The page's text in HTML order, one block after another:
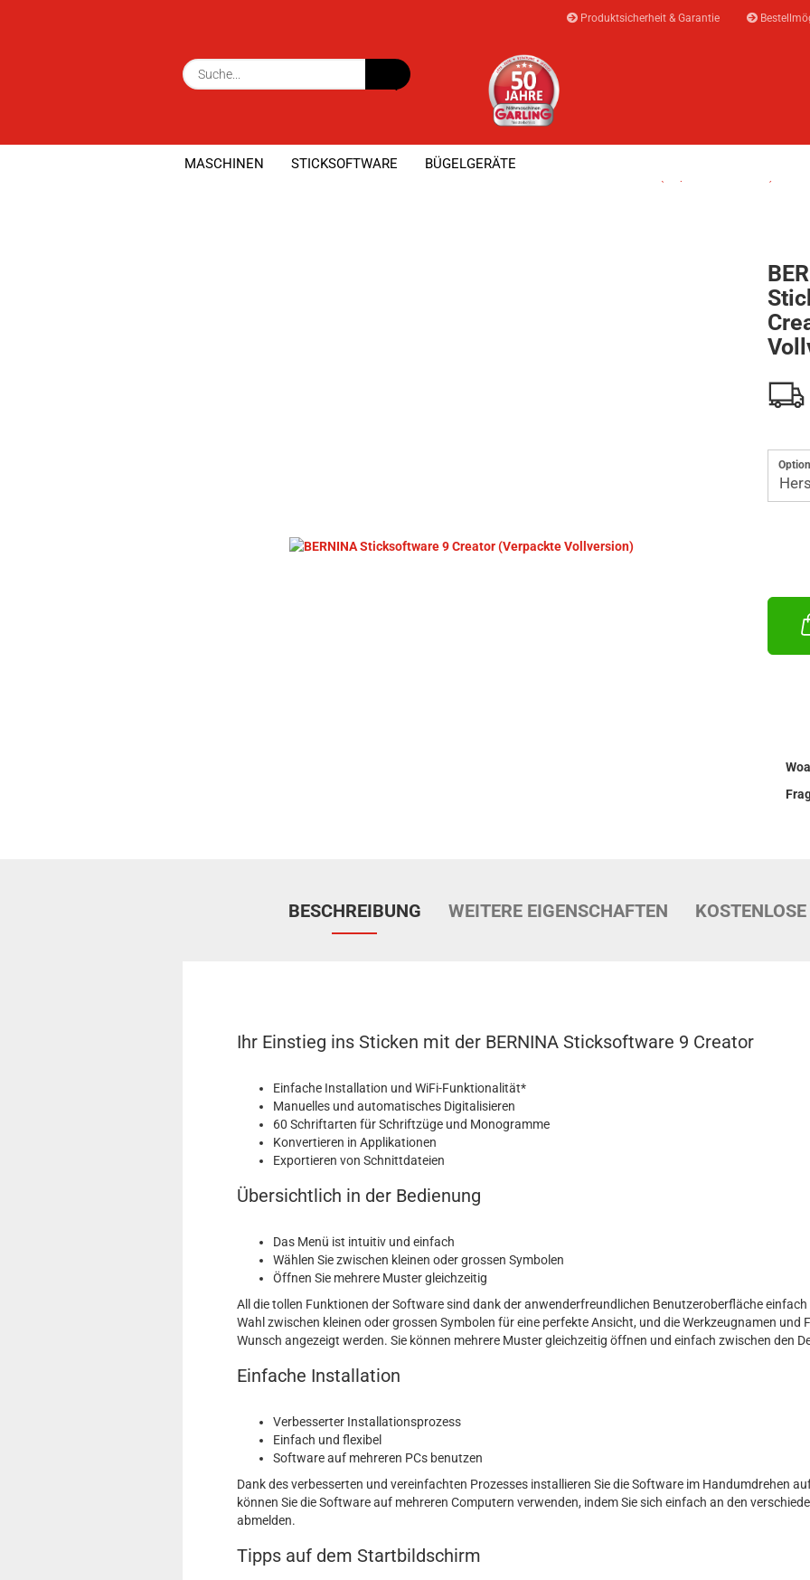
Produktsicherheit & Garantie
Konto erstellen
Passwort
Suche...
MASCHINEN STICKSOFTWARE BÜGELGERÄTE
BESCHREIBUNG WEITERE EIGENSCHAFTEN
Ihr Einstieg ins Sticken mit der BERNINA Sticksoftware 9 Creator
Einfache Installation und WiFi-Funktionalität*
Manuelles und automatisches Digitalisieren
60 Schriftarten für Schriftzüge und Monogramme
Konvertieren in Applikationen
Exportieren von Schnittdateien
Übersichtlich in der Bedienung
Das Menü ist intuitiv und einfach
Wählen Sie zwischen kleinen oder grossen Symbolen
Öffnen Sie mehrere Muster gleichzeitig
All die tollen Funktionen der Software sind dank der anwenderfreundlichen Benutzeroberfläche einfach
Wahl zwischen kleinen oder grossen Symbolen für eine perfekte Ansicht, und die Werkzeugnamen und
Wunsch angezeigt werden. Sie können mehrere Muster gleichzeitig öffnen und einfach zwischen den
Einfache Installation
Verbesserter Installationsprozess
Einfach und flexibel
Software auf mehreren PCs benutzen
Dank des verbesserten und vereinfachten Prozesses installieren Sie die Software im Handumdrehen
können Sie die Software auf mehreren Computern verwenden, indem Sie sich einfach an den
abmelden.
Tipps auf dem Startbildschirm